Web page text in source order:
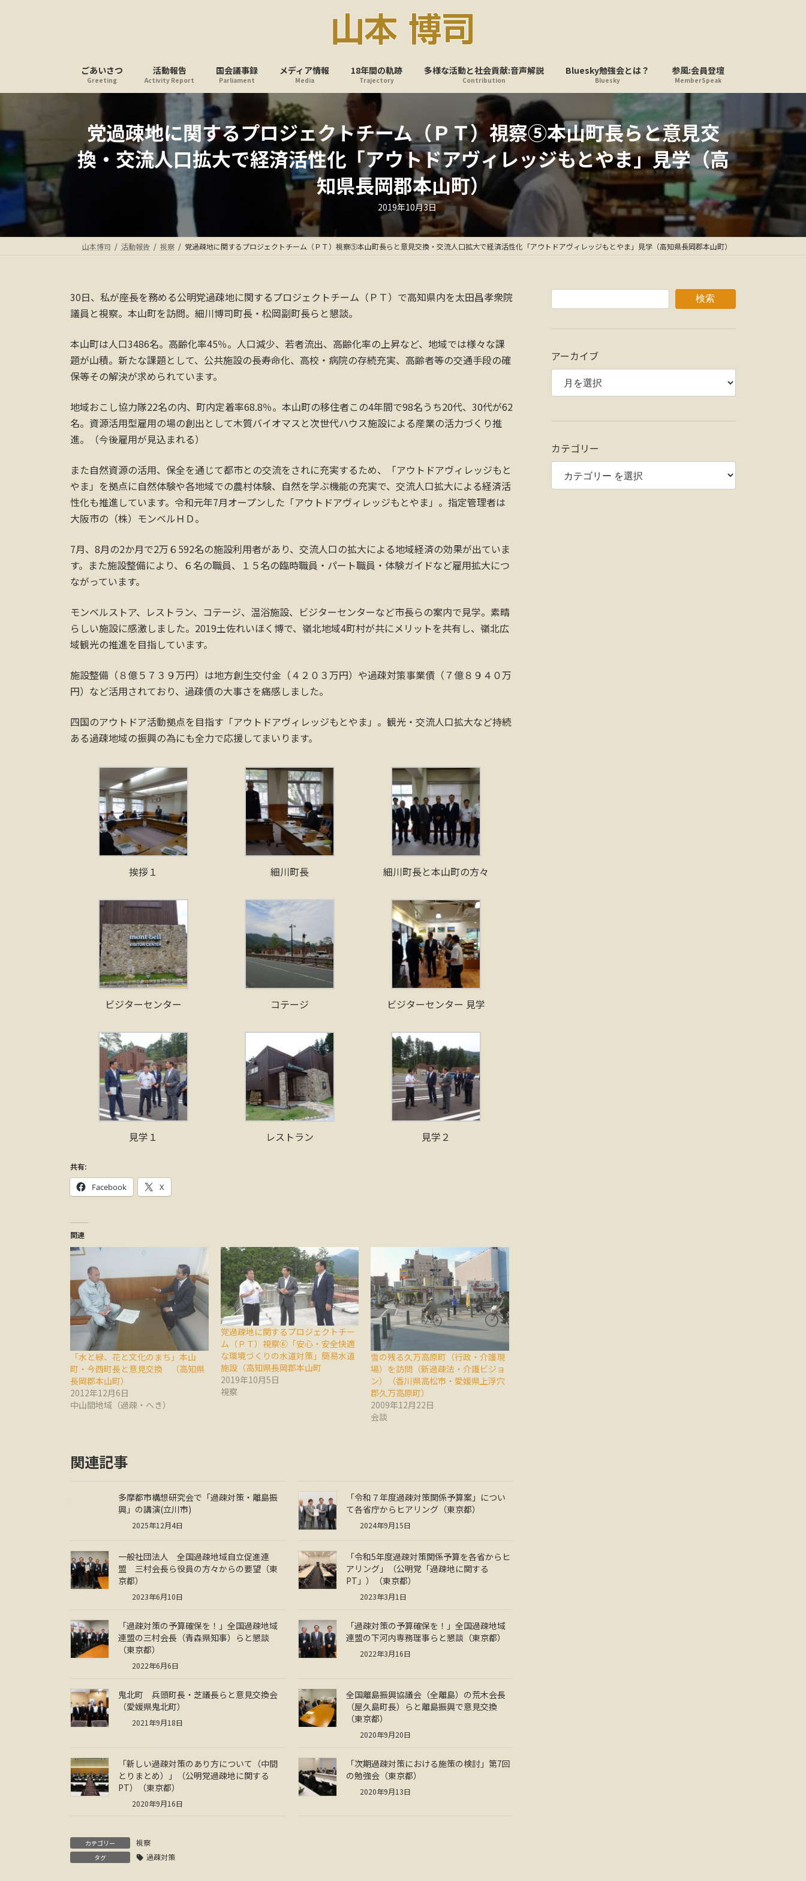
ス
プ
ン
動
ごあいさつ
Greeting
活動報告
Activity Report
国会議事録
Parliament
メディア情報
Media
18年間の軌跡
Trajectory
多様な活動と社会貢献:音声解説
Contribution
Bluesky勉強会とは？
Bluesky
参風:会員登壇
MemberSpeak
党過疎地に関するプロジェクトチーム（ＰＴ）視察⑤本山町長らと意見交
換・交流人口拡大で経済活性化「アウトドアヴィレッジもとやま」見学（高
知県長岡郡本山町）
最
終
更
日
時
2019年10月3日
山本博司 活動報告 視察 党過疎地に関するプロジェクトチーム（ＰＴ）視察⑤本山町長らと意見交換・交流人口拡大で経済活性化「アウトドアヴィレッジもとやま」見学（高知県長岡郡本山町）
30日、私が座長を務める公明党過疎地に関するプロジェクトチーム（ＰＴ）で高知県内を太田昌孝衆院
議員と視察。本山町を訪問。細川博司町長・松岡副町長らと懇談。
本山町は人口3486名。高齢化率45％。人口減少、若者流出、高齢化率の上昇など、地域では様々な課
題が山積。新たな課題として、公共施設の長寿命化、高校・病院の存続充実、高齢者等の交通手段の確
保等その解決が求められています。
地域おこし協力隊22名の内、町内定着率68.8％。本山町の移住者この4年間で98名うち20代、30代が62
名。資源活用型雇用の場の創出として木質バイオマスと次世代ハウス施設による産業の活力づくり推
進。（今後雇用が見込まれる）
また自然資源の活用、保全を通じて都市との交流をされに充実するため、「アウトドアヴィレッジもと
やま」を拠点に自然体験や各地域での農村体験、自然を学ぶ機能の充実で、交流人口拡大による経済活
性化も推進しています。令和元年7月オープンした「アウトドアヴィレッジもとやま」。指定管理者は
大阪市の（株）モンベルＨＤ。
7月、8月の2か月で2万６592名の施設利用者があり、交流人口の拡大による地域経済の効果が出ていま
す。また施設整備により、６名の職員、１５名の臨時職員・パート職員・体験ガイドなど雇用拡大につ
ながっています。
モンベルストア、レストラン、コテージ、温浴施設、ビジターセンターなど市長らの案内で見学。素晴
らしい施設に感激しました。2019土佐れいほく博で、嶺北地域4町村が共にメリットを共有し、嶺北広
域観光の推進を目指しています。
施設整備（８億５７３９万円）は地方創生交付金（４２０３万円）や過疎対策事業債（７億８９４０万
円）など活用されており、過疎債の大事さを痛感しました。
四国のアウトドア活動拠点を目指す「アウトドアヴィレッジもとやま」。観光・交流人口拡大など持続
ある過疎地域の振興の為にも全力で応援してまいります。
挨拶１ 細川町長 細川町長と本山町の方々
ビジターセンター コテージ ビジターセンター 見学
見学１ レストラン 見学２
共有:
Facebook X
関連
「水と緑、花と文化のまち」本山
町・今西町長と意見交換 （高知県
長岡郡本山町）
2012年12月6日
中山間地域（過疎・へき）
党過疎地に関するプロジェクトチー
ム（ＰＴ）視察⑥「安心・安全快適
な環境づくりの水道対策」簡易水道
施設（高知県長岡郡本山町
2019年10月5日
視察
雪の残る久万高原町（行政・介護現
場）を訪問（新過疎法・介護ビジョ
ン）（香川県高松市・愛媛県上浮穴
郡久万高原町）
2009年12月22日
会談
関連記事
多摩都市構想研究会で「過疎対策・離島振
興」の講演(立川市)
2025年12月4日
「令和７年度過疎対策関係予算案」につい
て各省庁からヒアリング（東京都）
2024年9月15日
一般社団法人 全国過疎地域自立促進連
盟 三村会長ら役員の方々からの要望（東
京都）
2023年6月10日
「令和5年度過疎対策関係予算を各省からヒ
アリング」（公明党「過疎地に関する
PT」）（東京都）
2023年3月1日
「過疎対策の予算確保を！」全国過疎地域
連盟の三村会長（青森県知事）らと懇談
（東京都）
2022年6月6日
「過疎対策の予算確保を！」全国過疎地域
連盟の下河内専務理事らと懇談（東京都）
2022年3月16日
鬼北町 兵頭町長・芝議長らと意見交換会
（愛媛県鬼北町）
2021年9月18日
全国離島振興協議会（全離島）の荒木会長
（屋久島町長）らと離島振興で意見交換
（東京都）
2020年9月20日
「新しい過疎対策のあり方について（中間
とりまとめ）」（公明党過疎地に関する
PT）（東京都）
2020年9月16日
「次期過疎対策における施策の検討」第7回
の勉強会（東京都）
2020年9月13日
カテゴリー 視察
タグ 過疎対策
検索
アーカイブ
カテゴリー